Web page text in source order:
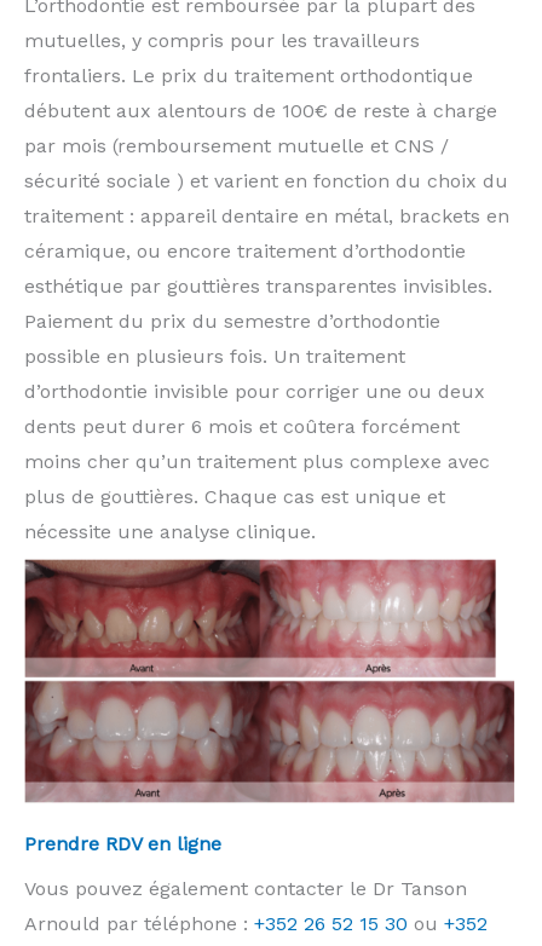
L’orthodontie est remboursée par la plupart des
mutuelles, y compris pour les travailleurs
frontaliers. Le prix du traitement orthodontique
débutent aux alentours de 100€ de reste à charge
par mois (remboursement mutuelle et CNS /
sécurité sociale ) et varient en fonction du choix du
traitement : appareil dentaire en métal, brackets en
céramique, ou encore traitement d’orthodontie
esthétique par gouttières transparentes invisibles.
Paiement du prix du semestre d’orthodontie
possible en plusieurs fois. Un traitement
d’orthodontie invisible pour corriger une ou deux
dents peut durer 6 mois et coûtera forcément
moins cher qu’un traitement plus complexe avec
plus de gouttières. Chaque cas est unique et
nécessite une analyse clinique.
Prendre RDV en ligne
Vous pouvez également contacter le Dr Tanson
Arnould par téléphone : +352 26 52 15 30 ou +352